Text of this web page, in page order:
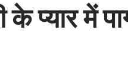
प्यार में